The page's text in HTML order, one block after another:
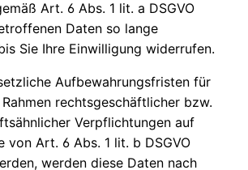
Art. 6 Abs. 1 lit. a DSGVO
Daten so lange
Sie Ihre Einwilligung widerrufen.
Aufbewahrungsfristen für
rechtsgeschäftlicher bzw.
Verpflichtungen auf
von Art. 6 Abs. 1 lit. b DSGVO
werden diese Daten nach